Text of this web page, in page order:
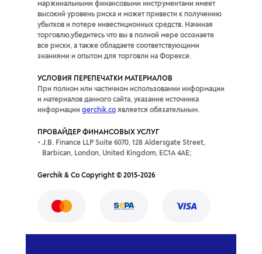
маржинальными финансовыми инструментами имеет
высокий уровень риска и может привести к получению
убытков и потере инвестиционных средств. Начиная
торговлю,убедитесь что вы в полной мере осознаете
все риски, а также обладаете соответствующими
знаниями и опытом для торговли на Форексе.
УСЛОВИЯ ПЕРЕПЕЧАТКИ МАТЕРИАЛОВ
При полном или частичном использовании информации
и материалов данного сайта, указание источника
информации gerchik.co является обязательным.
ПРОВАЙДЕР ФИНАНСОВЫХ УСЛУГ
J.B. Finance LLP Suite 6070, 128 Aldersgate Street,
Barbican, London, United Kingdom, EC1A 4AE;
Gerchik & Co Copyright © 2015-2026